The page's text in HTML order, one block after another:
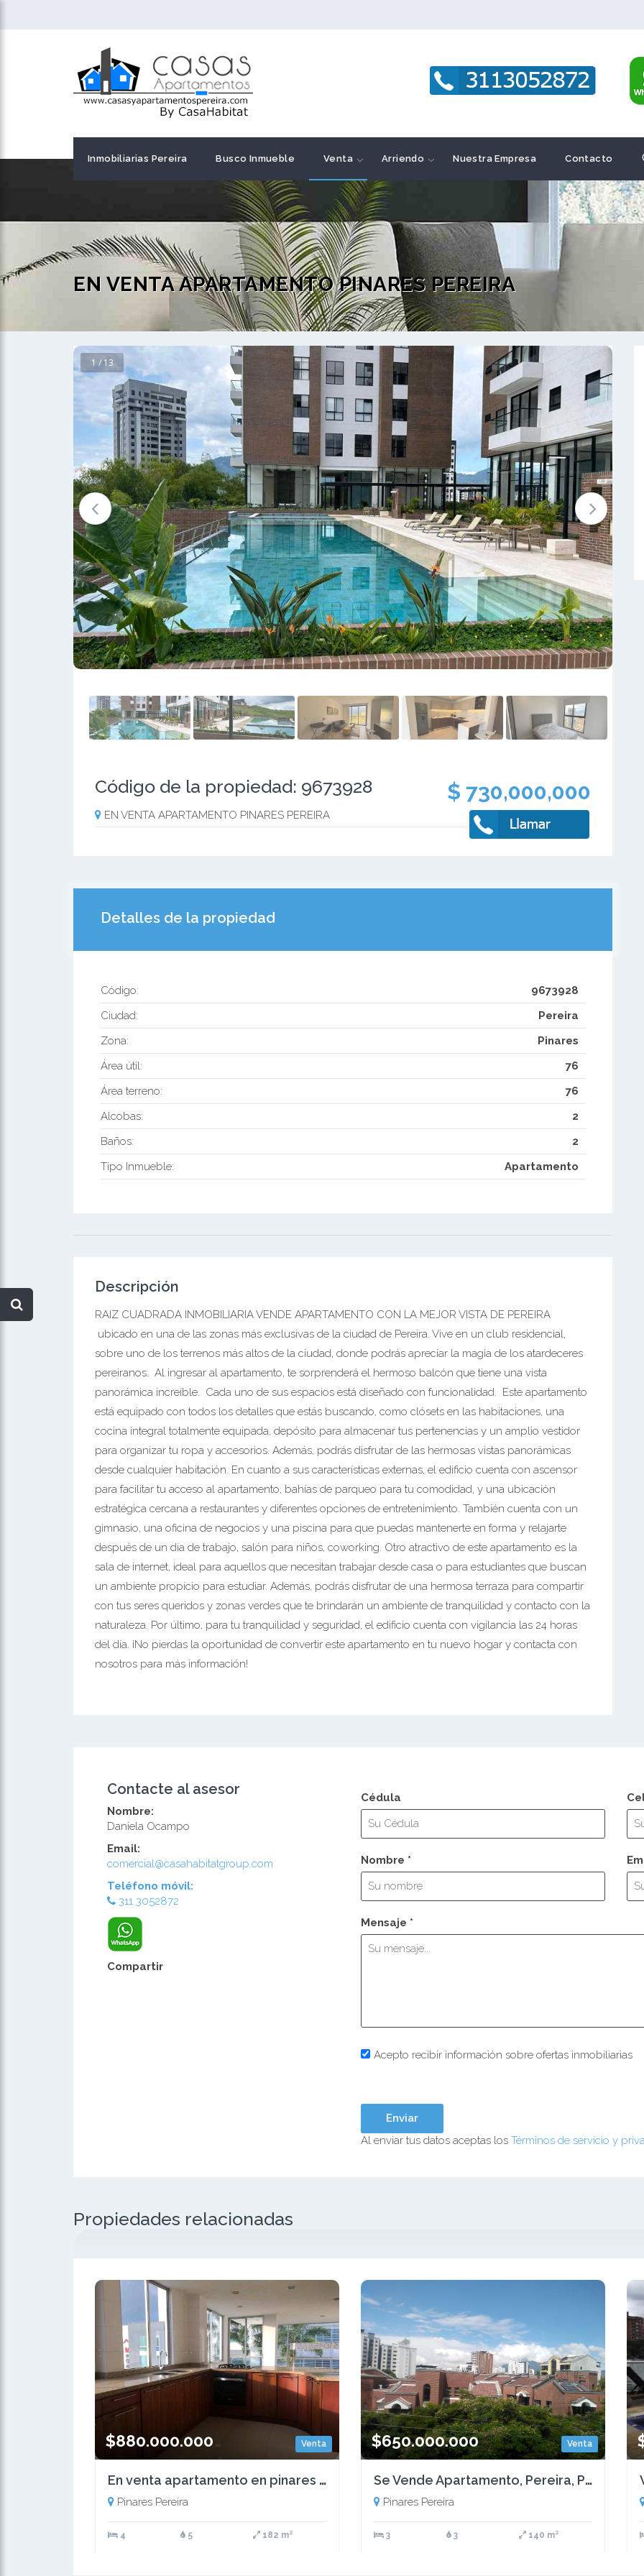
Inmobiliarias Pereira Busco Inmueble Venta Arriendo Nuestra Empresa Contacto
EN VENTA APARTAMENTO PINARES PEREIRA
1 / 13
Código de la propiedad: 9673928 $ 730,000,000
EN VENTA APARTAMENTO PINARES PEREIRA
Detalles de la propiedad
Código:
9673928
Ciudad:
Pereira
Zona:
Pinares
Área útil:
76
Área terreno:
76
Alcobas:
2
Baños:
2
Tipo Inmueble:
Apartamento
Descripción
RAIZ CUADRADA INMOBILIARIA VENDE APARTAMENTO CON LA MEJOR VISTA DE PEREIRA
ubicado en una de las zonas más exclusivas de la ciudad de Pereira. Vive en un club residencial,
sobre uno de los terrenos más altos de la ciudad, donde podrás apreciar la magia de los atardeceres
pereiranos. Al ingresar al apartamento, te sorprenderá el hermoso balcón que tiene una vista
panorámica increíble. Cada uno de sus espacios está diseñado con funcionalidad. Este apartamento
está equipado con todos los detalles que estás buscando, como clósets en las habitaciones, una
cocina integral totalmente equipada, depósito para almacenar tus pertenencias y un amplio vestidor
para organizar tu ropa y accesorios. Además, podrás disfrutar de las hermosas vistas panorámicas
desde cualquier habitación. En cuanto a sus características externas, el edificio cuenta con ascensor
para facilitar tu acceso al apartamento, bahías de parqueo para tu comodidad, y una ubicación
estratégica cercana a restaurantes y diferentes opciones de entretenimiento. También cuenta con un
gimnasio, una oficina de negocios y una piscina para que puedas mantenerte en forma y relajarte
después de un día de trabajo, salón para niños, coworking. Otro atractivo de este apartamento es la
sala de internet, ideal para aquellos que necesitan trabajar desde casa o para estudiantes que buscan
un ambiente propicio para estudiar. Además, podrás disfrutar de una hermosa terraza para compartir
con tus seres queridos y zonas verdes que te brindarán un ambiente de tranquilidad y contacto con la
naturaleza. Por último, para tu tranquilidad y seguridad, el edificio cuenta con vigilancia las 24 horas
del día. ¡No pierdas la oportunidad de convertir este apartamento en tu nuevo hogar y contacta con
nosotros para más información!
Contacte al asesor
Nombre:
Daniela Ocampo
Email:
comercial@casahabitatgroup.com
Teléfono móvil:
311 3052872
Compartir
Cédula
Nombre *
Mensaje *
Acepto recibir información sobre ofertas inmobiliarias
Al enviar tus datos aceptas los Términos de servicio y
Propiedades relacionadas
Venta
$880.000.000
En venta apartamento en pinares Pereira
Pinares Pereira
4 5 182 m²
Venta
$650.000.000
Se Vende Apartamento, Pereira, Pinares
Pinares Pereira
3 3 140 m²